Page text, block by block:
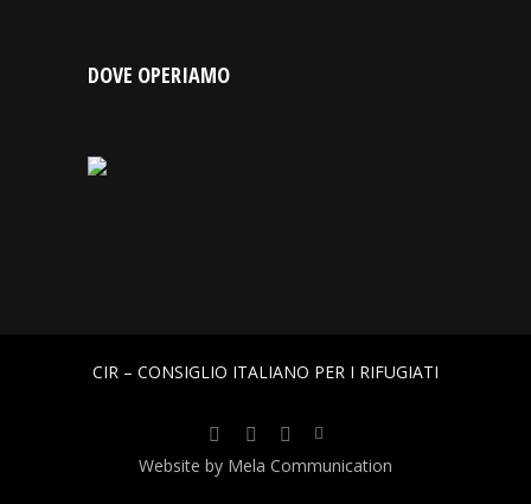
DOVE OPERIAMO
CIR – CONSIGLIO ITALIANO PER I RIFUGIATI
Website by Mela Communication